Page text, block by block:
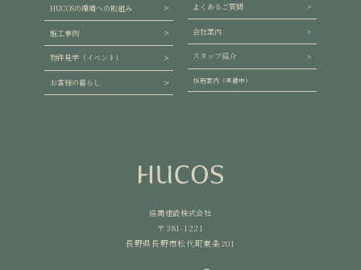
協同建設株式会社
〒381-1221
長野県長野市松代町東条201
HUCOSの環境への取組み
施工事例
物件見学（イベント）
お客様の暮らし
よくあるご質問
会社案内
スタッフ紹介
採用案内（準備中）